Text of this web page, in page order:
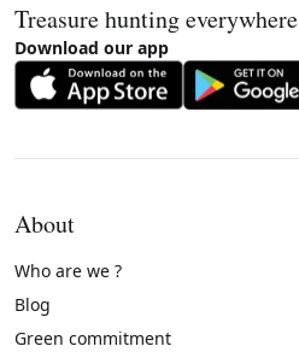
Treasure hunting everywhere
Download our app
About
Who are we ?
Blog
Green commitment